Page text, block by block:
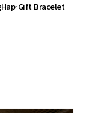
Gift Bracelet